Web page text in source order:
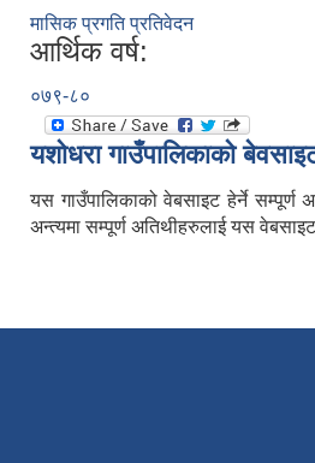
मासिक प्रगति प्रतिवेदन
आर्थिक वर्ष:
०७९-८०
यशाेधरा गाउँपालिकाकाे
यस गाउँपालिकाको वेबसाइट हेर्ने
अन्त्यमा सम्पूर्ण अतिथीहरुलाई यस